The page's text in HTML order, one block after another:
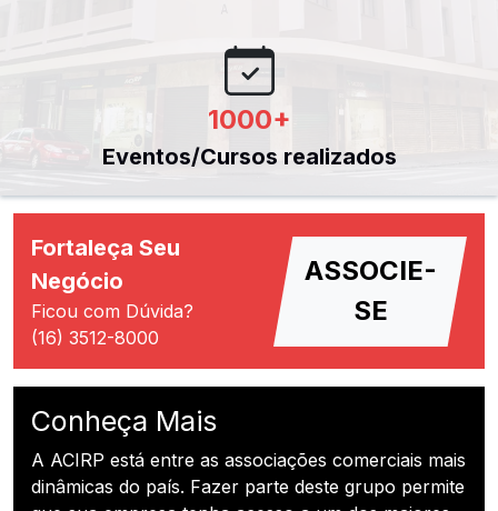
1000+
Eventos/Cursos realizados
Fortaleça Seu
Negócio
Ficou com Dúvida?
(16) 3512-8000
ASSOCIE-
SE
Conheça Mais
A ACIRP está entre as associações comerciais mais
dinâmicas do país. Fazer parte deste grupo permite